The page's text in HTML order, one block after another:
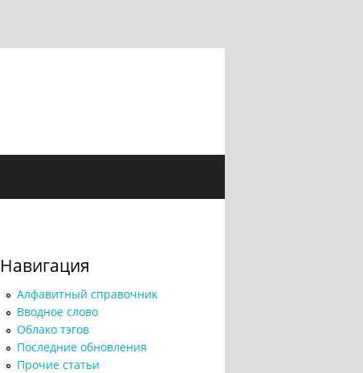
Навигация
Алфавитный справочник
Вводное слово
Облако тэгов
Последние обновления
Прочие статьи